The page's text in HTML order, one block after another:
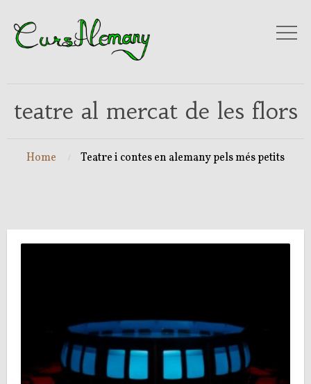
teatre al mercat de les flors
Home Teatre i contes en alemany pels més petits